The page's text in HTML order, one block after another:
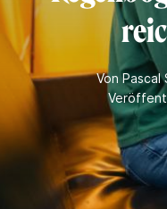
VonPascal